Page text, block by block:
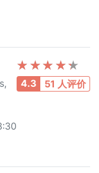
4.3 51 人评价